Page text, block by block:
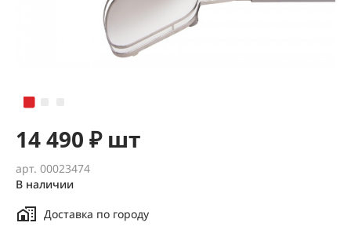
арт. 00023474
В наличии
Доставка по городу
14 490 ₽ шт